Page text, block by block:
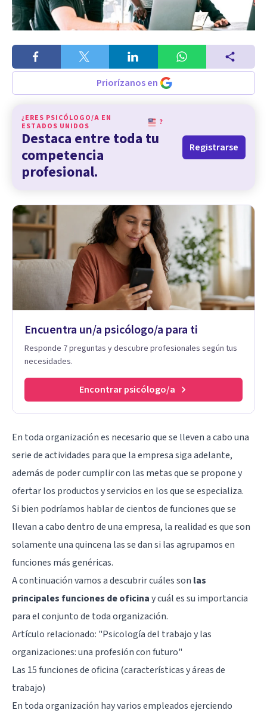
Priorízanos en
¿ERES PSICÓLOGO/A EN
ESTADOS UNIDOS
?
Destaca entre toda tu
competencia
profesional.
Registrarse
Encuentra un/a psicólogo/a para ti
Responde 7 preguntas y descubre profesionales según tus
necesidades.
Encontrar psicólogo/a
En toda organización es necesario que se lleven a cabo una
serie de actividades para que la empresa siga adelante,
además de poder cumplir con las metas que se propone y
ofertar los productos y servicios en los que se especializa.
Si bien podríamos hablar de cientos de funciones que se
llevan a cabo dentro de una empresa, la realidad es que son
solamente una quincena las se dan si las agrupamos en
funciones más genéricas.
A continuación vamos a descubrir cuáles son las
principales funciones de oficinay cuál es su importancia
para el conjunto de toda organización.
Artículo relacionado: "Psicología del trabajo y las
organizaciones: una profesión con futuro"
Las 15 funciones de oficina (características y áreas de
trabajo)
En toda organización hay varios empleados ejerciendo